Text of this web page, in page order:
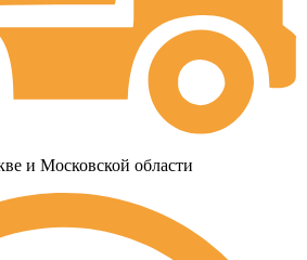
и Московской области